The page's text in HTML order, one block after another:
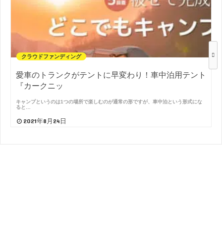
クラウドファンディング
愛車のトランクがテントに早変わり！車中泊用テント
『カークニッ
キャンプというのは1つの場所で楽しむのが通常の形ですが、車中泊という形式にな
ると…
2021年8月24日